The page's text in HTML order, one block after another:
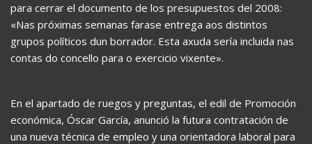
para cerrar el documento de los presupuestos del 2008:
«Nas próximas semanas farase entrega aos distintos
grupos políticos dun borrador. Esta axuda sería incluida nas
contas do concello para o exercicio vixente».
En el apartado de ruegos y preguntas, el edil de Promoción
económica, Óscar García, anunció la futura contratación de
una nueva técnica de empleo y una orientadora laboral para